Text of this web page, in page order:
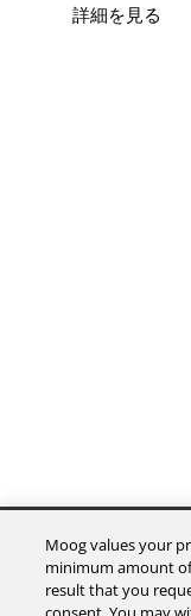
詳細を見る
The Company
Investors
Moog values your
minimum amount
result that you